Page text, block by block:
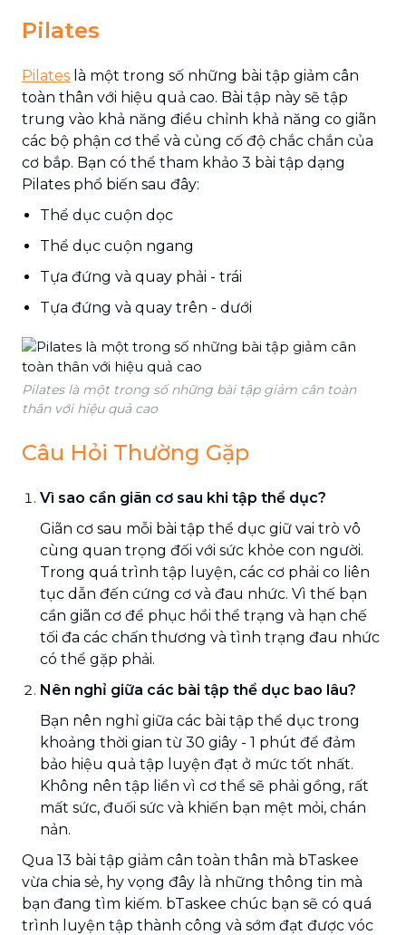
Pilates
Pilates là một trong số những bài tập giảm cân
toàn thân với hiệu quả cao. Bài tập này sẽ tập
trung vào khả năng điều chỉnh khả năng co giãn
các bộ phận cơ thể và củng cố độ chắc chắn của
cơ bắp. Bạn có thể tham khảo 3 bài tập dạng
Pilates phổ biến sau đây:
Thể dục cuộn dọc
Thể dục cuộn ngang
Tựa đứng và quay phải - trái
Tựa đứng và quay trên - dưới
Pilates là một trong số những bài tập giảm cân toàn
thân với hiệu quả cao
Câu Hỏi Thường Gặp
Vì sao cần giãn cơ sau khi tập thể dục?
Giãn cơ sau mỗi bài tập thể dục giữ vai trò vô
cùng quan trọng đối với sức khỏe con người.
Trong quá trình tập luyện, các cơ phải co liên
tục dẫn đến cứng cơ và đau nhức. Vì thế bạn
cần giãn cơ để phục hồi thể trạng và hạn chế
tối đa các chấn thương và tình trạng đau nhức
có thể gặp phải.
Nên nghỉ giữa các bài tập thể dục bao lâu?
Bạn nên nghỉ giữa các bài tập thể dục trong
khoảng thời gian từ 30 giây - 1 phút để đảm
bảo hiệu quả tập luyện đạt ở mức tốt nhất.
Không nên tập liền vì cơ thể sẽ phải gồng, rất
mất sức, đuối sức và khiến bạn mệt mỏi, chán
nản.
Qua 13 bài tập giảm cân toàn thân mà bTaskee
vừa chia sẻ, hy vọng đây là những thông tin mà
bạn đang tìm kiếm. bTaskee chúc bạn sẽ có quá
trình luyện tập thành công và sớm đạt được vóc